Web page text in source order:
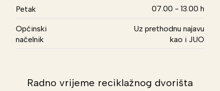
Petak 07.00 - 13.00 h
Općinski
načelnik
Uz prethodnu najavu
kao i JUO
Radno vrijeme reciklažnog dvorišta